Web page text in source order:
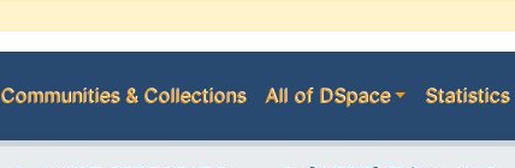
Communities & Collections All of DSpace Statistics